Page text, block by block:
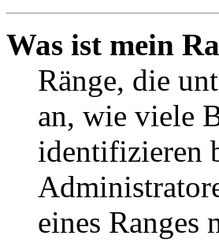
Was ist mein
Ränge, die
an, wie viele
identifizieren
eines Ranges